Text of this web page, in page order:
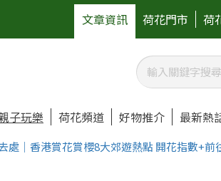
文章資訊 荷花門市 荷
子玩樂 荷花頻道 好物推介 最新熱
處｜香港賞花賞櫻8大郊遊熱點 開花指數+前